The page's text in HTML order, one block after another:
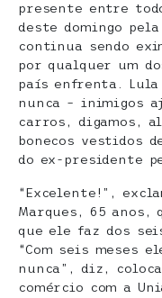
presente entre
deste domingo
continua sendo
por qualquer um
país enfrenta.
nunca – inimigos
carros, digamos,
bonecos vestidos
do ex-presidente
“Excelente!”,
Marques, 65 anos,
que ele faz dos
“Com seis meses
nunca”, diz,
comércio com a